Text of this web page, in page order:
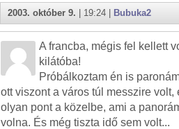
2003. október 9. | 19:24 | Bubuka2
A francba, mégis fel kellett
kilátóba!
Próbálkoztam én is
ott viszont a város túl messzire volt,
olyan pont a közelbe, ami a
volna. És még tiszta idő sem volt...